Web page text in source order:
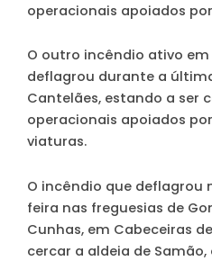
operacionais apoiados
O outro incêndio ativo em
deflagrou durante a
Cantelães, estando a ser
operacionais apoiados
viaturas.
O incêndio que deflagrou
feira nas freguesias de
Cunhas, em Cabeceiras
cercar a aldeia de